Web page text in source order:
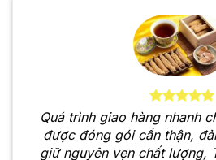
Quá trình giao hàng nhanh
được đóng gói cẩn thận,
giữ nguyên vẹn chất lượng,